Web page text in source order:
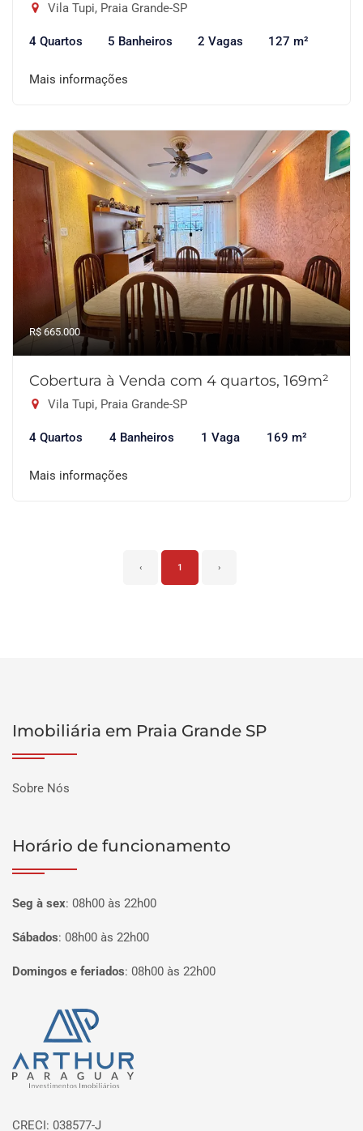
Vila Tupi, Praia Grande-SP
4 Quartos 5 Banheiros 2 Vagas 127 m²
Mais informações
R$ 665.000
Cobertura à Venda com 4 quartos, 169m²
Vila Tupi, Praia Grande-SP
4 Quartos 4 Banheiros 1 Vaga 169 m²
Mais informações
‹ 1 ›
Imobiliária em Praia Grande SP
Sobre Nós
Horário de funcionamento
Seg à sex: 08h00 às 22h00
Sábados: 08h00 às 22h00
Domingos e feriados: 08h00 às 22h00
Página inicial
CRECI: 038577-J